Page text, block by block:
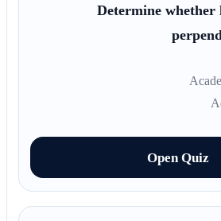
Determine
Open Quiz